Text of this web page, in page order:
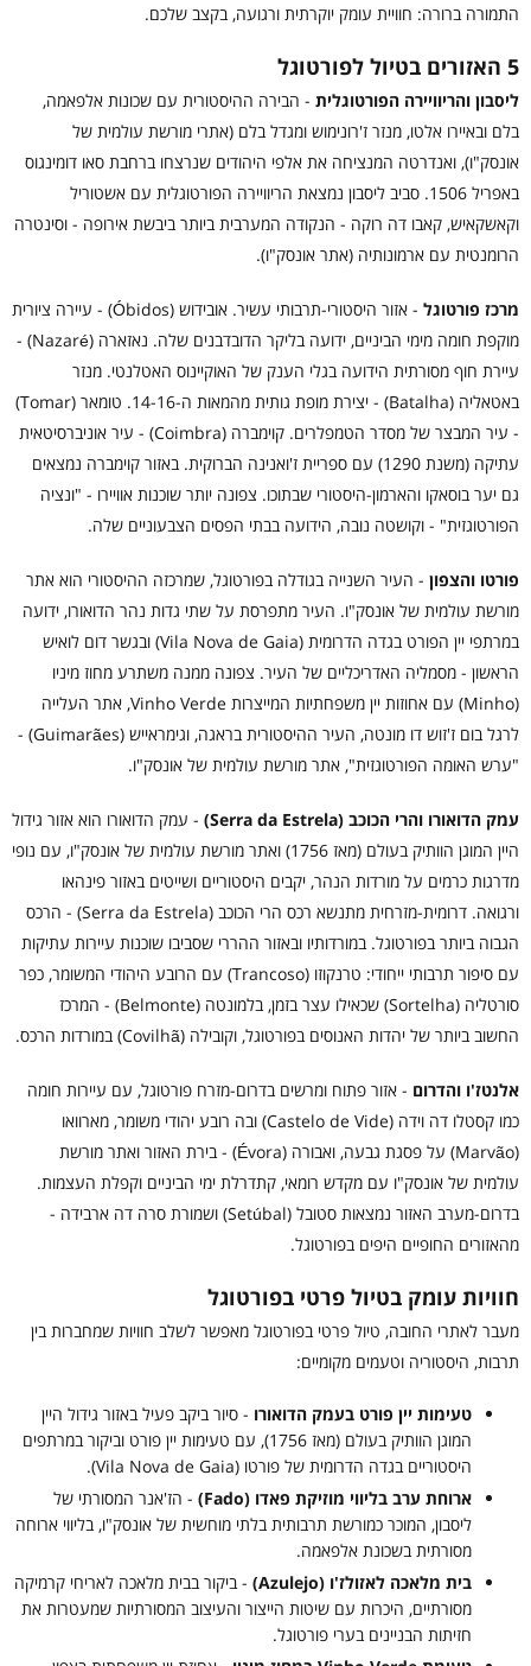
התמורה ברורה: חוויית עומק יוקרתית ורגועה, בקצב שלכם.
5 האזורים בטיול לפורטוגל
ליסבון והריוויירה הפורטוגלית - הבירה ההיסטורית עם שכונות אלפאמה,
בלם ובאיירו אלטו, מנזר ז'רונימוש ומגדל בלם (אתרי מורשת עולמית של
אונסק"ו), ואנדרטה המנציחה את אלפי היהודים שנרצחו ברחבת סאו דומינגוס
באפריל 1506. סביב ליסבון נמצאת הריוויירה הפורטוגלית עם אשטוריל
וקאשקאיש, קאבו דה רוקה - הנקודה המערבית ביותר ביבשת אירופה - וסינטרה
הרומנטית עם ארמונותיה (אתר אונסק"ו).
מרכז פורטוגל
- אזור היסטורי-תרבותי עשיר. אובידוש (Óbidos) - עיירה ציורית
מוקפת חומה מימי הביניים, ידועה בליקר הדובדבנים שלה. נאזארה (Nazaré) -
עיירת חוף מסורתית הידועה בגלי הענק של האוקיינוס האטלנטי. מנזר
באטאליה (Batalha) - יצירת מופת גותית מהמאות ה-14-16. טומאר (Tomar)
- עיר המבצר של מסדר הטמפלרים. קוימברה (Coimbra) - עיר אוניברסיטאית
עתיקה (משנת 1290) עם ספריית ז'ואנינה הברוקית. באזור קוימברה נמצאים
גם יער בוסאקו והארמון-היסטורי שבתוכו. צפונה יותר שוכנות אוויירו - "ונציה
הפורטוגזית" - וקושטה נובה, הידועה בבתי הפסים הצבעוניים שלה.
פורטו והצפון - העיר השנייה בגודלה בפורטוגל, שמרכזה ההיסטורי הוא אתר
מורשת עולמית של אונסק"ו. העיר מתפרסת על שתי גדות נהר הדואורו, ידועה
במרתפי יין הפורט בגדה הדרומית (Vila Nova de Gaia) ובגשר דום לואיש
הראשון - מסמליה האדריכליים של העיר. צפונה ממנה משתרע מחוז מיניו
(Minho) עם אחוזות יין משפחתיות המייצרות Vinho Verde, אתר העלייה
לרגל בום ז'זוש דו מונטה, העיר ההיסטורית בראגה, וגימראייש (Guimarães) -
"ערש האומה הפורטוגזית", אתר מורשת עולמית של אונסק"ו.
עמק הדואורו והרי הכוכב (Serra da Estrela)
- עמק הדואורו הוא אזור גידול
היין המוגן הוותיק בעולם (מאז 1756) ואתר מורשת עולמית של אונסק"ו, עם נופי
מדרגות כרמים על מורדות הנהר, יקבים היסטוריים ושייטים באזור פינהאו
ורגואה. דרומית-מזרחית מתנשא רכס הרי הכוכב (Serra da Estrela) - הרכס
הגבוה ביותר בפורטוגל. במורדותיו ובאזור ההררי שסביבו שוכנות עיירות עתיקות
עם סיפור תרבותי ייחודי: טרנקוזו (Trancoso) עם הרובע היהודי המשומר, כפר
סורטליה (Sortelha) שכאילו עצר בזמן, בלמונטה (Belmonte) - המרכז
החשוב ביותר של יהדות האנוסים בפורטוגל, וקובילה (Covilhã) במורדות הרכס.
אלנטז'ו והדרום - אזור פתוח ומרשים בדרום-מזרח פורטוגל, עם עיירות חומה
כמו קסטלו דה וידה (Castelo de Vide) ובה רובע יהודי משומר, מארוואו
(Marvão) על פסגת גבעה, ואבורה (Évora) - בירת האזור ואתר מורשת
עולמית של אונסק"ו עם מקדש רומאי, קתדרלת ימי הביניים וקפלת העצמות.
בדרום-מערב האזור נמצאות סטובל (Setúbal) ושמורת סרה דה ארבידה -
מהאזורים החופיים היפים בפורטוגל.
חוויות עומק בטיול פרטי בפורטוגל
מעבר לאתרי החובה, טיול פרטי בפורטוגל מאפשר לשלב חוויות שמחברות בין
תרבות, היסטוריה וטעמים מקומיים:
טעימות יין פורט בעמק הדואורו - סיור ביקב פעיל באזור גידול היין
המוגן הוותיק בעולם (מאז 1756), עם טעימות יין פורט וביקור במרתפים
היסטוריים בגדה הדרומית של פורטו (Vila Nova de Gaia).
ארוחת ערב בליווי מוזיקת פאדו (Fado)
- הז'אנר המסורתי של
ליסבון, המוכר כמורשת תרבותית בלתי מוחשית של אונסק"ו, בליווי ארוחה
מסורתית בשכונת אלפאמה.
בית מלאכה לאזולז'ו (Azulejo)
- ביקור בבית מלאכה לאריחי קרמיקה
מסורתיים, היכרות עם שיטות הייצור והעיצוב המסורתיות שמעטרות את
חזיתות הבניינים בערי פורטוגל.